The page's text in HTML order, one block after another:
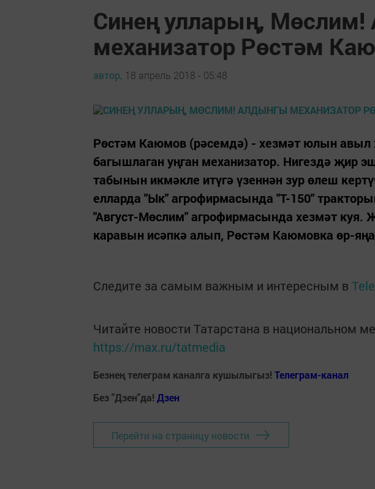
Синең улларың,
механизатор Рөстәм
автор, 18 апрель 2018 - 05:48
Рөстәм Каюмов (рәсемдә) - хезмәт юлын
багышлаган уңган механизатор. Нигездә җир
табынын икмәкле итүгә үзеннән зур өлеш
елларда "Ык" агрофирмасында "Т-150"
"Август-Мөслим" агрофирмасында хезмәт куя.
каравын исәпкә алып, Рөстәм Каюмовка өр-яңа
Следите за самым важным и интересным в
Читайте новости Татарстана в национальном
https://max.ru/tatmedia
Безнең телеграм каналга кушылыгыз! Телеграм-канал
Без "Дзен"да! Дзен
Перейти на страницу новости